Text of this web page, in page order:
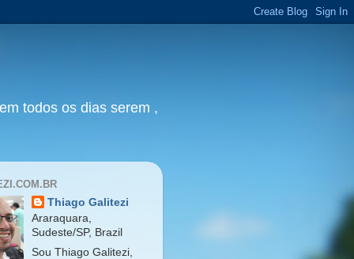
todos os dias serem ,
Thiago Galitezi
Araraquara,
Sudeste/SP, Brazil
Sou Thiago Galitezi,